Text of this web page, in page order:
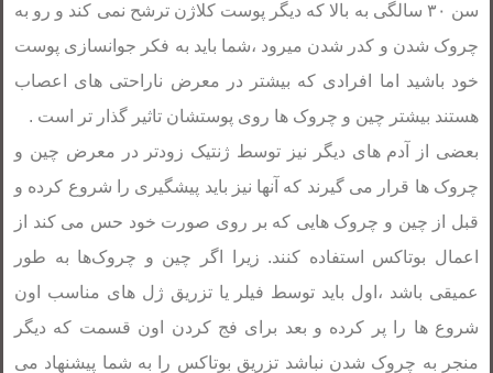
سن ۳۰ سالگی به بالا که دیگر پوست کلاژن ترشح نمی کند و رو به
چروک شدن و کدر شدن میرود ،شما باید به فکر جوانسازی پوست
خود باشید اما افرادی که بیشتر در معرض ناراحتی های اعصاب
هستند بیشتر چین و چروک ها روی پوستشان تاثیر گذار تر است .
بعضی از آدم های دیگر نیز توسط ژنتیک زودتر در معرض چین و
چروک ها قرار می گیرند که آنها نیز باید پیشگیری را شروع کرده و
قبل از چین و چروک هایی که بر روی صورت خود حس می کند از
اعمال بوتاکس استفاده کنند. زیرا اگر چین و چروک‌ها به طور
عمیقی باشد ،اول باید توسط فیلر یا تزریق ژل های مناسب اون
شروع ها را پر کرده و بعد برای فج کردن اون قسمت که دیگر
منجر به چروک شدن نباشد تزریق بوتاکس را به شما پیشنهاد می